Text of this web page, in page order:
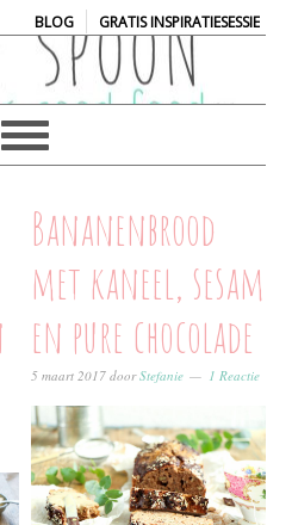
BLOG| GRATIS INSPIRATIESESSIE
Bananenbrood
met kaneel, sesam
en pure chocolade
5 maart 2017 doorStefanie 1 Reactie